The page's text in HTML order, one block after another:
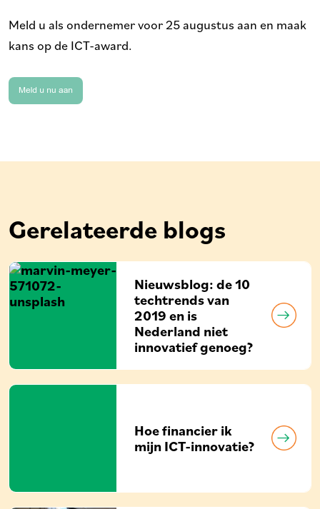
Meld u als ondernemer voor 25 augustus aan en maak
kans op de ICT-award.
Gerelateerde blogs
Nieuwsblog: de 10
techtrends van
2019 en is
Nederland niet
innovatief genoeg?
Hoe financier ik
mijn ICT-innovatie?